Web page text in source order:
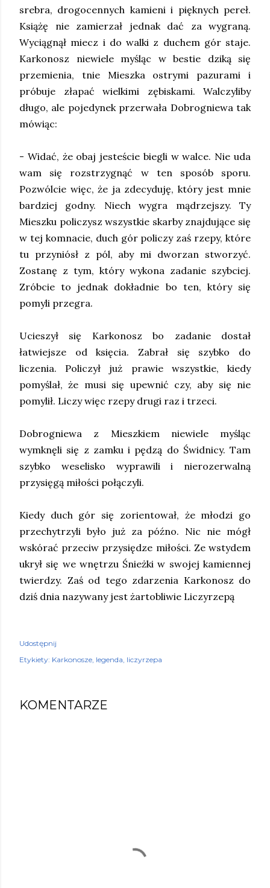
srebra, drogocennych kamieni i pięknych pereł.
Książę nie zamierzał jednak dać za wygraną.
Wyciągnął miecz i do walki z duchem gór staje.
Karkonosz niewiele myśląc w bestie dziką się
przemienia, tnie Mieszka ostrymi pazurami i
próbuje złapać wielkimi zębiskami. Walczyliby
długo, ale pojedynek przerwała Dobrogniewa tak
mówiąc:
- Widać, że obaj jesteście biegli w walce. Nie uda
wam się rozstrzygnąć w ten sposób sporu.
Pozwólcie więc, że ja zdecyduję, który jest mnie
bardziej godny. Niech wygra mądrzejszy. Ty
Mieszku policzysz wszystkie skarby znajdujące się
w tej komnacie, duch gór policzy zaś rzepy, które
tu przyniósł z pól, aby mi dworzan stworzyć.
Zostanę z tym, który wykona zadanie szybciej.
Zróbcie to jednak dokładnie bo ten, który się
pomyli przegra.
Ucieszył się Karkonosz bo zadanie dostał
łatwiejsze od księcia. Zabrał się szybko do
liczenia. Policzył już prawie wszystkie, kiedy
pomyślał, że musi się upewnić czy, aby się nie
pomylił. Liczy więc rzepy drugi raz i trzeci.
Dobrogniewa z Mieszkiem niewiele myśląc
wymknęli się z zamku i pędzą do Świdnicy. Tam
szybko weselisko wyprawili i nierozerwalną
przysięgą miłości połączyli.
Kiedy duch gór się zorientował, że młodzi go
przechytrzyli było już za późno. Nic nie mógł
wskórać przeciw przysiędze miłości. Ze wstydem
ukrył się we wnętrzu Śnieżki w swojej kamiennej
twierdzy. Zaś od tego zdarzenia Karkonosz do
dziś dnia nazywany jest żartobliwie Liczyrzepą
Udostępnij
Etykiety: Karkonosze legenda liczyrzepa
KOMENTARZE